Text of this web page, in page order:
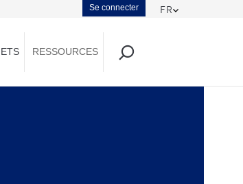
FR
Menu
du
compte
Se connecter
RESSOURCES